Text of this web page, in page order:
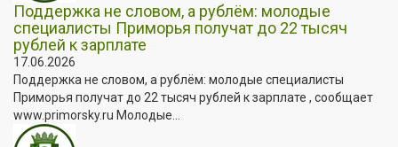
Поддержка не словом, а рублём: молодые
специалисты Приморья получат до 22 тысяч
рублей к зарплате
17.06.2026
Поддержка не словом, а рублём: молодые специалисты
Приморья получат до 22 тысяч рублей к зарплате , сообщает
www.primorsky.ru Молодые...